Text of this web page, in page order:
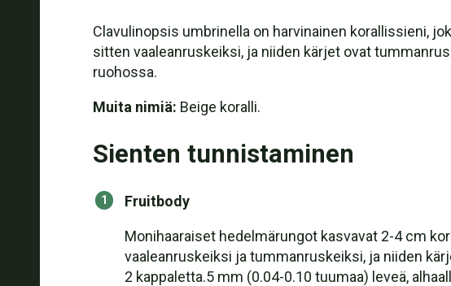
Clavulinopsis umbrinella on harvinainen korallissieni,
sitten vaaleanruskeiksi, ja niiden kärjet ovat
ruohossa.
Muita nimiä: Beige koralli.
Sienten tunnistaminen
Fruitbody
Monihaaraiset hedelmärungot kasvavat 2-4 cm
vaaleanruskeiksi ja tummanruskeiksi, ja niiden
2 kappaletta.5 mm (0.04-0.10 tuumaa) leveä,